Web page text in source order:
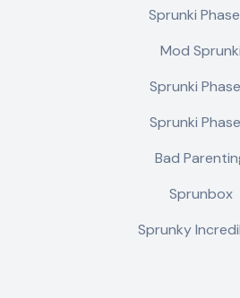
Sprunki
Mod Sprunki
Sprunki
Sprunki
Bad
Sprunbox
Sprunky